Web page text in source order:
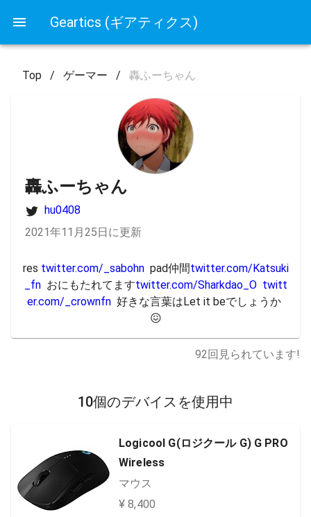
Geartics (ギアティクス)
Top / ゲーマー / 轟ふーちゃん
轟ふーちゃん
hu0408
2021年11月25日に更新
res twitter.com/_sabohn
  pad仲間
twitter.com/Katsuki
_fn
  おにもたれてます
twitter.com/Sharkdao_O twitt
er.com/_crownfn
  好きな言葉はLet it beでしょうか
😖
92回見られています!
10個のデバイスを使用中
Logicool G(ロジクール G) G PRO
Wireless
マウス
¥ 8,400